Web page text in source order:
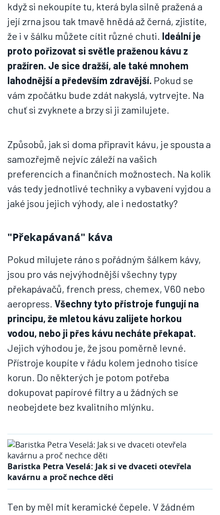
když si nekoupíte tu, která byla silně pražená a
její zrna jsou tak tmavě hnědá až černá, zjistíte,
že i v šálku můžete cítit různé chuti. Ideální je
proto pořizovat si světle praženou kávu z
pražíren. Je sice dražší, ale také mnohem
lahodnější a především zdravější. Pokud se
vám zpočátku bude zdát nakyslá, vytrvejte. Na
chuť si zvyknete a brzy si ji zamilujete.
Způsobů, jak si doma připravit kávu, je spousta a
samozřejmě nejvíc záleží na vašich
preferencích a finančních možnostech. Na kolik
vás tedy jednotlivé techniky a vybavení vyjdou a
jaké jsou jejich výhody, ale i nedostatky?
"Překapávaná" káva
Pokud milujete ráno s pořádným šálkem kávy,
jsou pro vás nejvýhodnější všechny typy
překapávačů, french press, chemex, V60 nebo
aeropress. Všechny tyto přístroje fungují na
principu, že mletou kávu zalijete horkou
vodou, nebo ji přes kávu necháte překapat.
Jejich výhodou je, že jsou poměrně levné.
Přístroje koupíte v řádu kolem jednoho tisíce
korun. Do některých je potom potřeba
dokupovat papírové filtry a u žádných se
neobejdete bez kvalitního mlýnku.
Baristka Petra Veselá: Jak si ve dvaceti otevřela
kavárnu a proč nechce děti
Ten by měl mít keramické čepele. V žádném